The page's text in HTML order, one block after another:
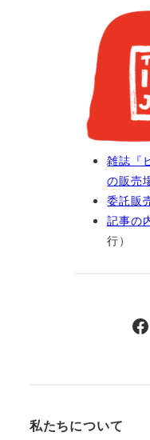
雑誌『
の販売
委託販
記事の
行）
Facebook
私たちについて